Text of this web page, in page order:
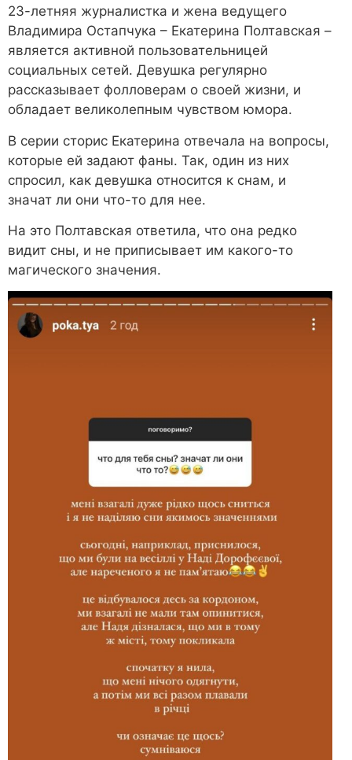
23-летняя журналистка и жена ведущего
Владимира Остапчука – Екатерина Полтавская –
является активной пользовательницей
социальных сетей. Девушка регулярно
рассказывает фолловерам о своей жизни, и
обладает великолепным чувством юмора.
В серии сторис Екатерина отвечала на вопросы,
которые ей задают фаны. Так, один из них
спросил, как девушка относится к снам, и
значат ли они что-то для нее.
На это Полтавская ответила, что она редко
видит сны, и не приписывает им какого-то
магического значения.